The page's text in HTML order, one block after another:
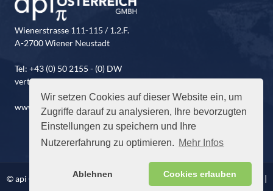
Wir setzen Cookies auf dieser Website ein, um
Zugriffe darauf zu analysieren, Ihre bevorzugten
Einstellungen zu speichern und Ihre
Nutzererfahrung zu optimieren. Mehr Infos
Ablehnen Cookies erlauben
Wienerstrasse 111-115 / 1.2.F.
A-2700 Wiener Neustadt
Tel: +43 (0) 50 2155 - (0) DW
vertrieb@api-oesterreich.at
www.api-oesterreich.at
© api Österreich GmbH. Alle Rechte vorbehalten |Impressum
|